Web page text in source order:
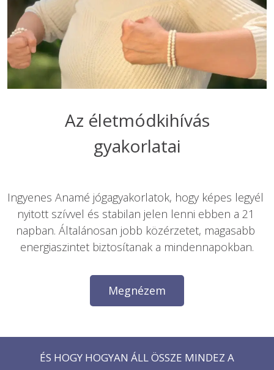
Az életmódkihívás
Ingyenes Anamé jógagyakorlatok, hogy képes legyél
nyitott szívvel és stabilan jelen lenni ebben a 21
napban. Általánosan jobb közérzetet, magasabb
energiaszintet biztosítanak a mindennapokban.
Megnézem
ÉS HOGY HOGYAN ÁLL ÖSSZE MINDEZ A